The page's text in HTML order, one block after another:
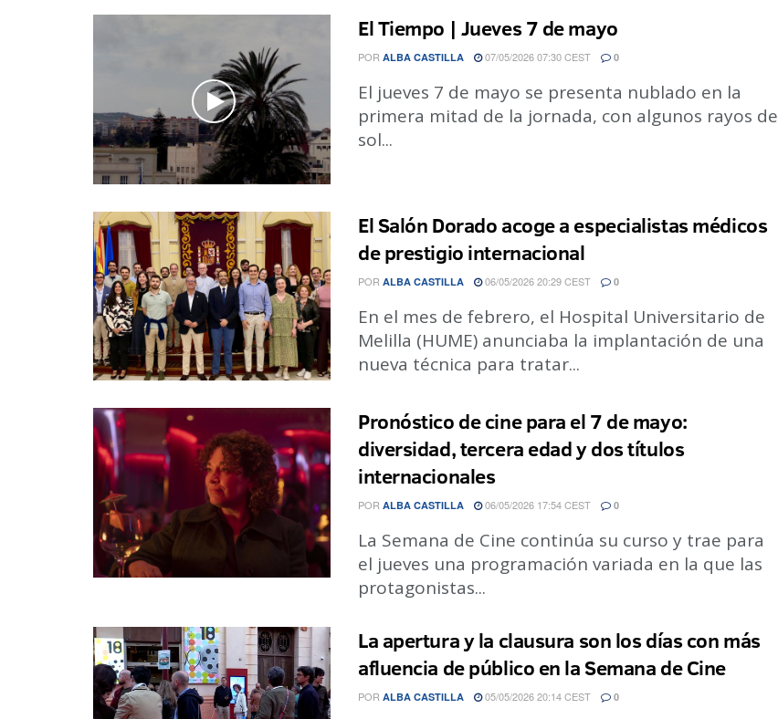
El Tiempo | Jueves 7 de mayo
POR ALBA CASTILLA 07/05/2026 07:30 CEST 0
El jueves 7 de mayo se presenta nublado en la
primera mitad de la jornada, con algunos rayos de
sol...
El Salón Dorado acoge a especialistas médicos
de prestigio internacional
POR ALBA CASTILLA 06/05/2026 20:29 CEST 0
En el mes de febrero, el Hospital Universitario de
Melilla (HUME) anunciaba la implantación de una
nueva técnica para tratar...
Pronóstico de cine para el 7 de mayo:
diversidad, tercera edad y dos títulos
internacionales
POR ALBA CASTILLA 06/05/2026 17:54 CEST 0
La Semana de Cine continúa su curso y trae para
el jueves una programación variada en la que las
protagonistas...
La apertura y la clausura son los días con más
afluencia de público en la Semana de Cine
POR ALBA CASTILLA 05/05/2026 20:14 CEST 0